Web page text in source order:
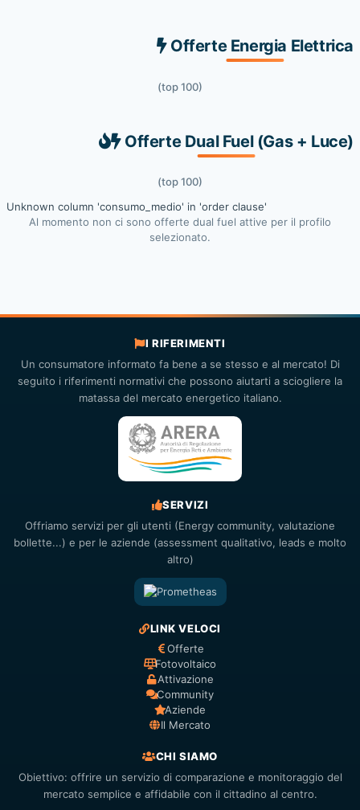
Offerte Energia Elettrica
(top 100)
Offerte Dual Fuel (Gas + Luce)
(top 100)
Unknown column 'consumo_medio' in 'order clause'
Al momento non ci sono offerte dual fuel attive per il profilo
selezionato.
I RIFERIMENTI
Un consumatore informato fa bene a se stesso e al mercato! Di
seguito i riferimenti normativi che possono aiutarti a sciogliere la
matassa del mercato energetico italiano.
SERVIZI
Offriamo servizi per gli utenti (Energy community, valutazione
bollette...) e per le aziende (assessment qualitativo, leads e molto
altro)
LINK VELOCI
Offerte
Fotovoltaico
Attivazione
Community
Aziende
Il Mercato
CHI SIAMO
Obiettivo: offrire un servizio di comparazione e monitoraggio del
mercato semplice e affidabile con il cittadino al centro.